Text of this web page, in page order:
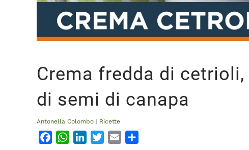
Crema fredda di
di semi di canapa
Antonella Colombo Ricette
FacebookWhatsAppLinkedInTwitterEmail